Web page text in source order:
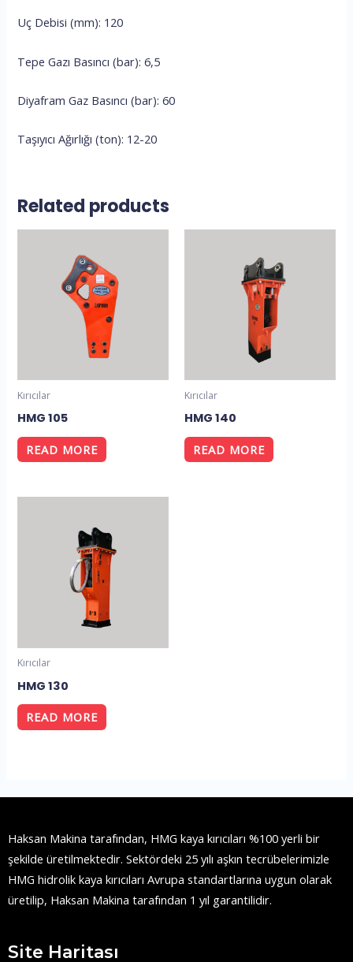
Uç Debisi (mm): 120
Tepe Gazı Basıncı (bar): 6,5
Diyafram Gaz Basıncı (bar): 60
Taşıyıcı Ağırlığı (ton): 12-20
Related products
Kırıcılar
HMG 105
READ MORE
Kırıcılar
HMG 140
READ MORE
Kırıcılar
HMG 130
READ MORE
Haksan Makina tarafından, HMG kaya kırıcıları %100 yerli bir
şekilde üretilmektedir. Sektördeki 25 yılı aşkın tecrübelerimizle
HMG hidrolik kaya kırıcıları Avrupa standartlarına uygun olarak
üretilip, Haksan Makina tarafından 1 yıl garantilidir.
Site Haritası